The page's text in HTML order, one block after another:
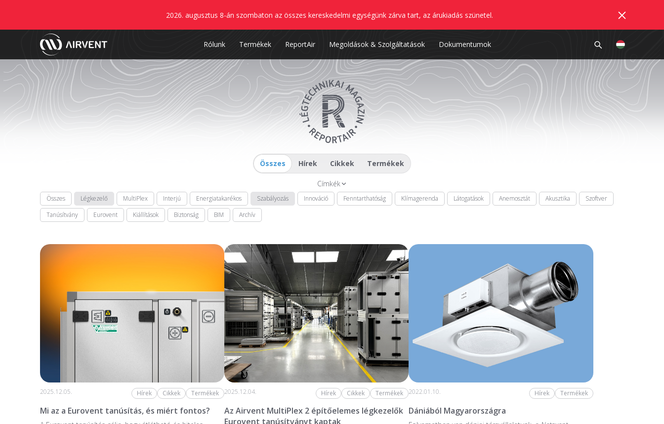
2026. augusztus 8-án szombaton az összes kereskedelmi egységünk zárva tart, az árukiadás szünetel.
Rólunk Termékek ReportAir Megoldások & Szolgáltatások Dokumentumok
Összes Hírek Cikkek Termékek
Címkék
Összes Légkezelő MultiPlex Interjú Energiatakarékos Szabályozás Innováció Fenntarthatóság Klímagerenda Látogatások Anemosztát Akusztika
Szoftver
Tanúsítvány
Eurovent Kiállítások Biztonság BIM Archív
2025.12.05. Hírek Cikkek Termékek
Mi az a Eurovent tanúsítás, és miért fontos?
2025.12.04. Hírek Cikkek Termékek
Az Airvent MultiPlex 2 építőelemes légkezelők
Eurovent tanúsítványt kaptak
2022.01.10. Hírek Termékek
Dániából Magyarországra